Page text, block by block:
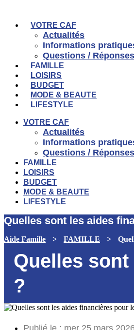
contenu
VOTRE CAF
Actualités
Informations
Questions / Réponses
FAMILLE
LOISIRS
BUDGET
MODE & BEAUTE
LIFESTYLE
VOTRE CAF
Actualités
Informations
Questions / Réponses
FAMILLE
LOISIRS
BUDGET
MODE & BEAUTE
LIFESTYLE
Quelles sont les aides
Aide Famille > FAMILLE >
Quelles
?
Publié le : mer 25 mars